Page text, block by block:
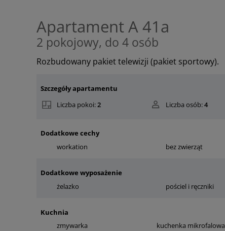
Apartament A 41a
2 pokojowy, do 4 osób
Rozbudowany pakiet telewizji (pakiet sportowy).
Szczegóły apartamentu
Liczba pokoi:2 Liczba osób:4
Dodatkowe cechy
workation
bez zwierząt
Dodatkowe wyposażenie
żelazko
pościel i ręczniki
Kuchnia
zmywarka
kuchenka mikrofalowa